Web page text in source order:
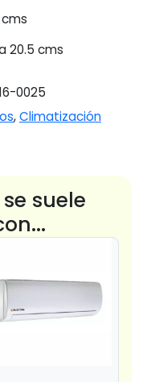
20.5 cms
0025
,Climatización
suele